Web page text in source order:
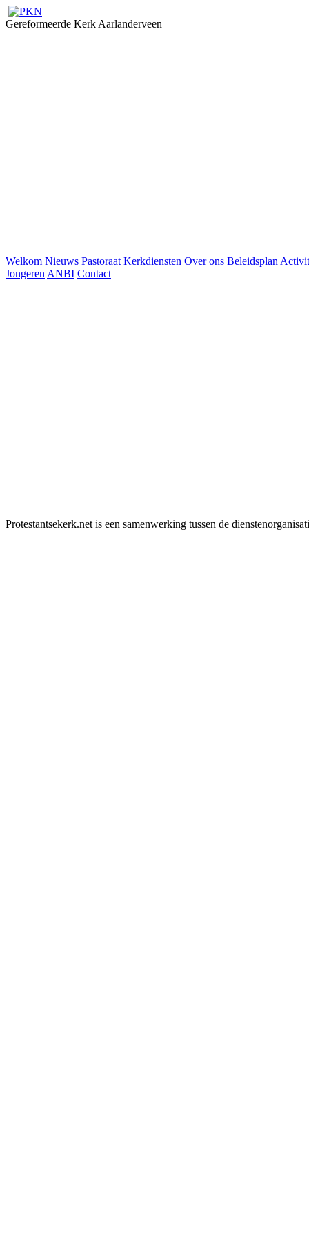
Gereformeerde Kerk Aarlanderveen
Welkom Nieuws Pastoraat Kerkdiensten Over ons Beleidsplan
Jongeren ANBI Contact
Protestantsekerk.net is een samenwerking tussen de